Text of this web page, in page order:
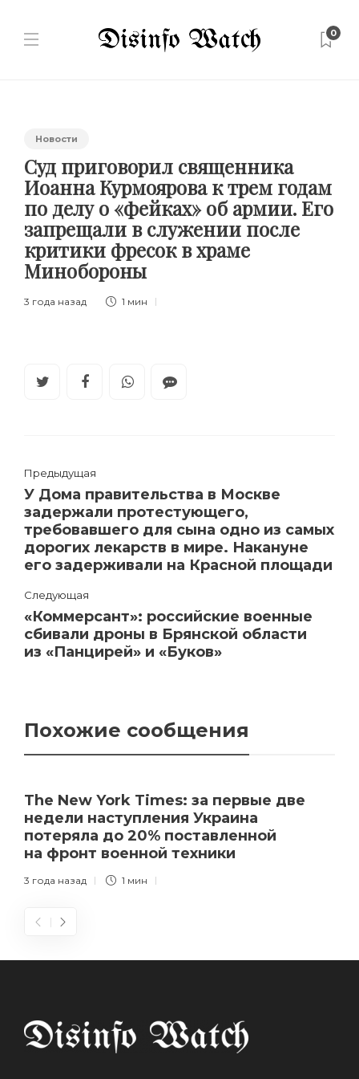
0
Новости
Суд приговорил священника
Иоанна Курмоярова к трем годам
по делу о «фейках» об армии. Его
запрещали в служении после
критики фресок в храме
Минобороны
3 года назад 1 мин
Предыдущая
У Дома правительства в Москве
задержали протестующего,
требовавшего для сына одно из самых
дорогих лекарств в мире. Накануне
его задерживали на Красной площади
Следующая
«Коммерсант»: российские военные
сбивали дроны в Брянской области
из «Панцирей» и «Буков»
Похожие сообщения
The New York Times: за первые две
недели наступления Украина
потеряла до 20% поставленной
на фронт военной техники
3 года назад 1 мин